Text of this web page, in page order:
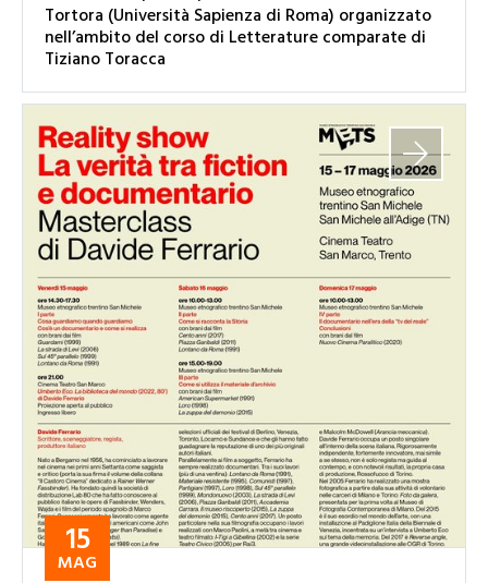
Tortora (Università Sapienza di Roma) organizzato
nell’ambito del corso di Letterature comparate di
Tiziano Toracca
15
MAG